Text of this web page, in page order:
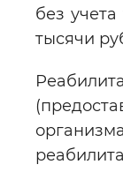
без
тысячи